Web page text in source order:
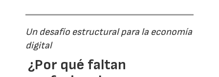
Un desafío estructural para la economía
digital
¿Por qué faltan